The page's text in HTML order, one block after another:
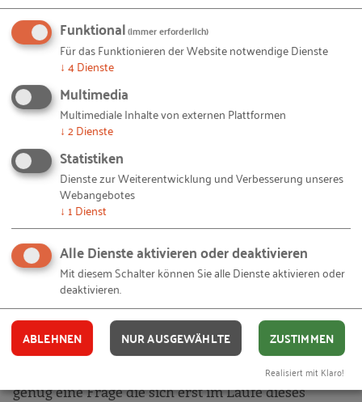
Produzentennetzwerk abwickelt. Dabei punktet das
Unternehmen bei seiner Kundschaft mit einem
hohen Maß an Usability etwa mit Hilfe einer
erfolgreicher digitaler Geschäftsmodelle aus dem
Mittelstand finden Sie in unserem Digitalisierungs-
Cockpit
Geschäftsmodellentwicklung: Worauf
kommt es an?
Ändern sich die Spielregeln einer Branche, die
techni­schen Möglichkeiten oder der Taktgeber bzw.
die Taktgeberin im Unternehmen, wird das eigene
Geschäftsmodell in der Regel zumindest in Frage
gestellt. Ob nun am Ende eine Innovation oder eine
Anpassung des Geschäftsmodells steht ist häufig
genug eine Frage die sich erst im Laufe dieses
Funktional(immer erforderlich)
Für das Funktionieren der Website notwendige Dienste
↓ 4Dienste
Multimedia
Multimediale Inhalte von externen Plattformen
↓ 2Dienste
Statistiken
Dienste zur Weiterentwicklung und Verbesserung unseres
Webangebotes
↓ 1 Dienst
Alle Dienste aktivieren oder deaktivieren
Mit diesem Schalter können Sie alle Dienste aktivieren oder
deaktivieren.
ABLEHNEN NUR AUSGEWÄHLTE ZUSTIMMEN
Realisiert mit Klaro!